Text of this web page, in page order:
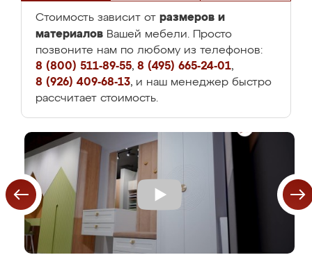
Стоимость зависит от размеров и
материалов Вашей мебели. Просто
позвоните нам по любому из телефонов:
8 (800) 511-89-55, 8 (495) 665-24-01,
8 (926) 409-68-13, и наш менеджер быстро
рассчитает стоимость.